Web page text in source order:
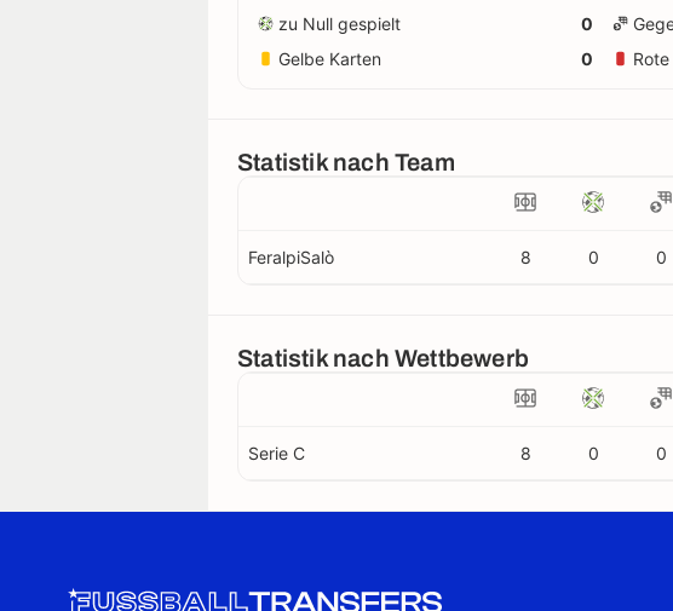
zu Null gespielt
0
Gelbe Karten
0
Statistik nach Team
FeralpiSalò 8 0 0
Statistik nach Wettbewerb
Serie C 8 0 0